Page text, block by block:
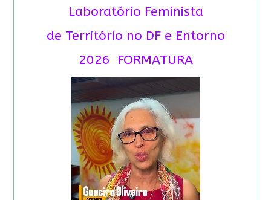
Laboratório Feminista
de Território no DF e Entorno
2026 FORMATURA